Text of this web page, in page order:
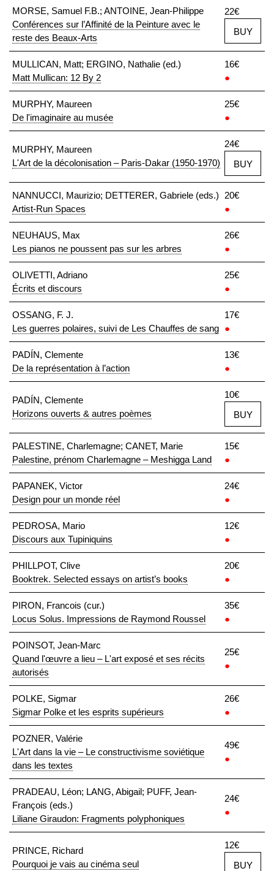
MORSE, Samuel F.B.; ANTOINE, Jean-Philippe
Conférences sur l’Affinité de la Peinture avec le
reste des Beaux-Arts
22€
BUY
MULLICAN, Matt; ERGINO, Nathalie (ed.)
Matt Mullican: 12 By 2
16€
●
MURPHY, Maureen
De l'imaginaire au musée
25€
●
MURPHY, Maureen
L'Art de la décolonisation – Paris-Dakar (1950-1970)
24€
BUY
NANNUCCI, Maurizio; DETTERER, Gabriele (eds.)
Artist-Run Spaces
20€
●
NEUHAUS, Max
Les pianos ne poussent pas sur les arbres
26€
●
OLIVETTI, Adriano
Écrits et discours
25€
●
OSSANG, F. J.
Les guerres polaires, suivi de Les Chauffes de sang
17€
●
PADÍN, Clemente
De la représentation à l’action
13€
●
PADÍN, Clemente
Horizons ouverts & autres poèmes
10€
BUY
PALESTINE, Charlemagne; CANET, Marie
Palestine, prénom Charlemagne – Meshigga Land
15€
●
PAPANEK, Victor
Design pour un monde réel
24€
●
PEDROSA, Mario
Discours aux Tupiniquins
12€
●
PHILLPOT, Clive
Booktrek. Selected essays on artist’s books
20€
●
PIRON, Francois (cur.)
Locus Solus. Impressions de Raymond Roussel
35€
●
POINSOT, Jean-Marc
Quand l'œuvre a lieu – L'art exposé et ses récits
autorisés
25€
●
POLKE, Sigmar
Sigmar Polke et les esprits supérieurs
26€
●
POZNER, Valérie
L'Art dans la vie – Le constructivisme soviétique
dans les textes
49€
●
PRADEAU, Léon; LANG, Abigail; PUFF, Jean-
François (eds.)
Liliane Giraudon: Fragments polyphoniques
24€
●
PRINCE, Richard
Pourquoi je vais au cinéma seul
12€
BUY